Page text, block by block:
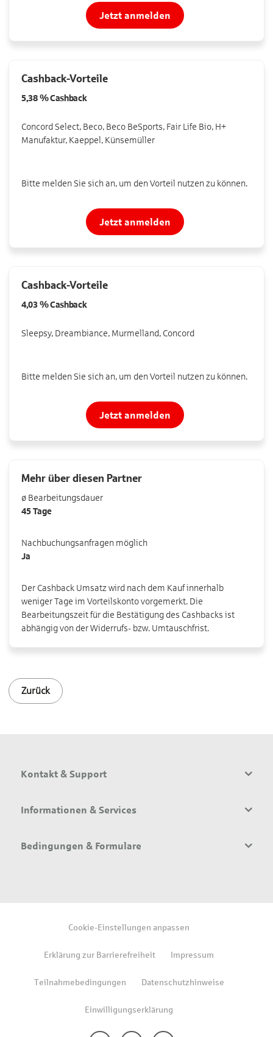
Jetzt anmelden
Cashback-Vorteile
5,38 %Cashback
Concord Select, Beco, Beco BeSports, Fair Life Bio, H+
Manufaktur, Kaeppel, Künsemüller
Bitte melden Sie sich an, um den Vorteil nutzen zu können.
Jetzt anmelden
Cashback-Vorteile
4,03 %Cashback
Sleepsy, Dreambiance, Murmelland, Concord
Bitte melden Sie sich an, um den Vorteil nutzen zu können.
Jetzt anmelden
Mehr über diesen Partner
ø Bearbeitungsdauer
45 Tage
Nachbuchungsanfragen möglich
Ja
Der Cashback Umsatz wird nach dem Kauf innerhalb
weniger Tage im Vorteilskonto vorgemerkt. Die
Bearbeitungszeit für die Bestätigung des Cashbacks ist
abhängig von der Widerrufs- bzw. Umtauschfrist.
Zurück
Kontakt & Support
Informationen & Services
Bedingungen & Formulare
Cookie-Einstellungen anpassen
Erklärung zur Barrierefreiheit Impressum
Teilnahmebedingungen Datenschutzhinweise
Einwilligungserklärung